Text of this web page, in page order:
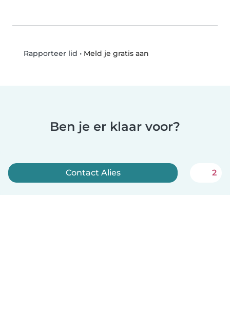
Rapporteer lid • Meld je gratis aan
Ben je er klaar voor?
Contact Alies 2